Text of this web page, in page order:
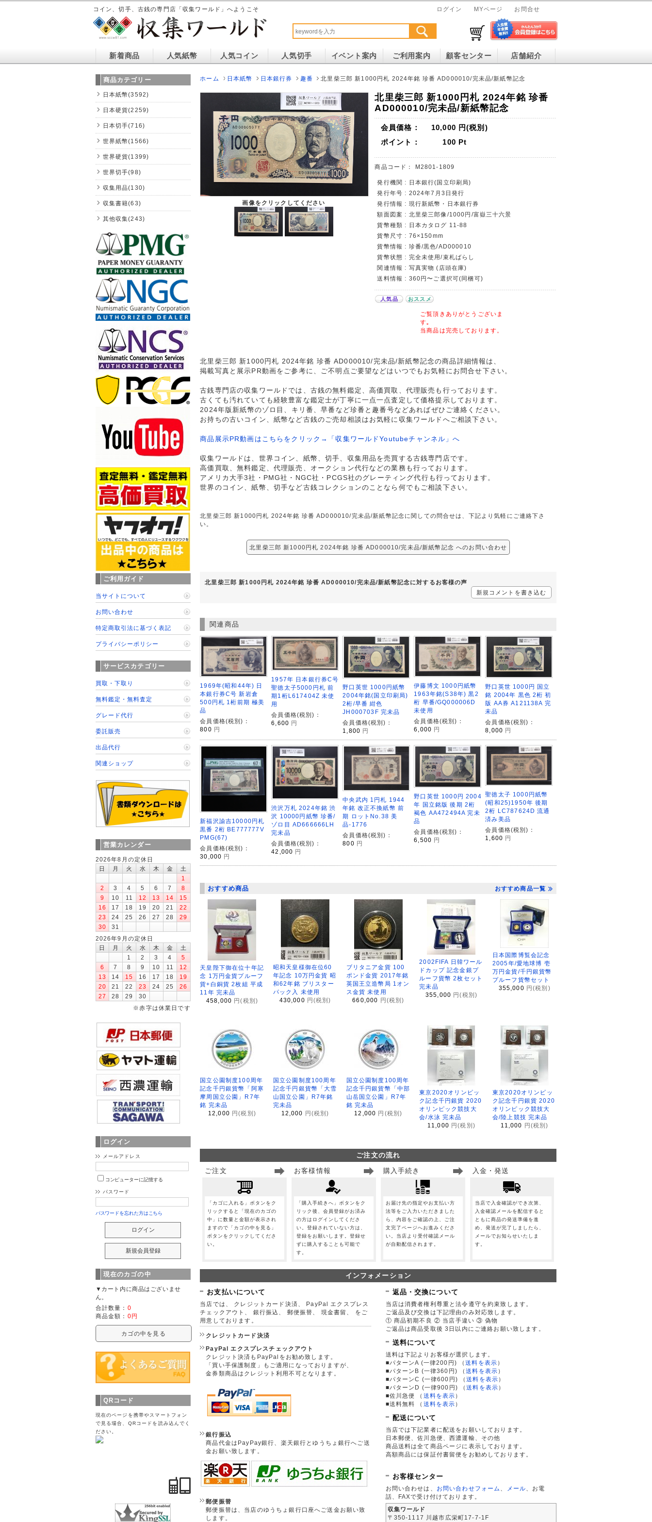
コイン、切手、古銭の専門店「収集ワールド」へようこそ ログイン MYページ お問合せ
新着商品 人気紙幣 人気コイン 人気切手 イベント案内 ご利用案内 顧客センター 店舗紹介
ホーム 日本紙幣 日本銀行券 趣番 北里柴三郎 新1000円札 2024年銘 珍番 AD000010/完未品/新紙幣記念
画像をクリックしてください
北里柴三郎 新1000円札 2024年銘 珍番
AD000010/完未品/新紙幣記念
会員価格： 10,000 円(税別)
ポイント：
100 Pt
商品コード： M2801-1809
発行機関 : 日本銀行(国立印刷局)
発行年号 : 2024年7月3日発行
発行情報 : 現行新紙幣・日本銀行券
額面図案 : 北里柴三郎像/1000円/富嶽三十六景
貨幣種類 : 日本カタログ 11-88
貨幣尺寸 : 76×150mm
貨幣情報 : 珍番/黒色/AD000010
貨幣状態 : 完全未使用/束札ばらし
関連情報 : 写真実物 (店頭在庫)
送料情報 : 360円〜ご選択可(同梱可)
人気品 おススメ
ご覧頂きありがとうございま
す｡
当商品は完売しております。
北里柴三郎 新1000円札 2024年銘 珍番 AD000010/完未品/新紙幣記念の商品詳細情報は、
掲載写真と展示PR動画をご参考に、ご不明点ご要望などはいつでもお気軽にお問合せ下さい。
古銭専門店の収集ワールドでは、古銭の無料鑑定、高価買取、代理販売も行っております。
古くても汚れていても経験豊富な鑑定士が丁寧に一点一点査定して価格提示しております。
2024年版新紙幣のゾロ目、キリ番、早番など珍番と趣番号などあればぜひご連絡ください。
お持ちの古いコイン、紙幣など古銭のご売却相談はお気軽に収集ワールドへご相談下さい。
商品展示PR動画はこちらをクリック→「収集ワールドYoutubeチャンネル」へ
収集ワールドは、世界コイン、紙幣、切手、収集用品を売買する古銭専門店です。
高価買取、無料鑑定、代理販売、オークション代行などの業務も行っております。
アメリカ大手3社・PMG社・NGC社・PCGS社のグレーティング代行も行っております。
世界のコイン、紙幣、切手など古銭コレクションのことなら何でもご相談下さい。
北里柴三郎 新1000円札 2024年銘 珍番 AD000010/完未品/新紙幣記念に関しての問合せは、下記より気軽にご連絡下さ
い。
北里柴三郎 新1000円札 2024年銘 珍番 AD000010/完未品/新紙幣記念 へのお問い合わせ
北里柴三郎 新1000円札 2024年銘 珍番 AD000010/完未品/新紙幣記念に対するお客様の声
新規コメントを書き込む
関連商品
1969年(昭和44年) 日
本銀行券C号 新岩倉
500円札 1桁前期 極美
品
会員価格(税別)：
800 円
1957年 日本銀行券C号
聖徳太子5000円札 前
期1桁L617404Z 未使
用
会員価格(税別)：
6,600 円
野口英世 1000円紙幣
2004年銘(国立印刷局)
2桁/早番 紺色
JH000703F 完未品
会員価格(税別)：
1,800 円
伊藤博文 1000円紙幣
1963年銘(S38年) 黒2
桁 早番/GQ000006D
未使用
会員価格(税別)：
6,000 円
野口英世 1000円 国立
銘 2004年 黒色 2桁 初
版 AA券 A121138A 完
未品
会員価格(税別)：
8,000 円
新福沢諭吉10000円札
黒番 2桁 BE777777V
PMG(67)
会員価格(税別)：
30,000 円
渋沢万札 2024年銘 渋
沢 10000円紙幣 珍番/
ゾロ目 AD666666LH
完未品
会員価格(税別)：
42,000 円
中央武内 1円札 1944
年銘 改正不換紙幣 前
期 ロットNo.38 美
品-1776
会員価格(税別)：
800 円
野口英世 1000円 2004
年 国立銘版 後期 2桁
褐色 AA472494A 完未
品
会員価格(税別)：
6,500 円
聖徳太子 1000円紙幣
(昭和25)1950年 後期
2桁 LC787624D 流通
済み美品
会員価格(税別)：
1,600 円
おすすめ商品 おすすめ商品一覧
天皇陛下御在位十年記
念 1万円金貨プルーフ
貨+白銅貨 2枚組 平成
11年 完未品
458,000 円(税別)
昭和天皇様御在位60
年記念 10万円金貨 昭
和62年銘 ブリスター
パック入 未使用
430,000 円(税別)
ブリタニア金貨 100
ポンド金貨 2017年銘
英国王立造幣局 1オン
ス金貨 未使用
660,000 円(税別)
2002FIFA 日韓ワール
ドカップ 記念金銀プ
ルーフ貨幣 2枚セット
完未品
355,000 円(税別)
日本国際博覧会記念
2005年/愛地球博 壱
万円金貨/千円銀貨幣
プルーフ貨幣セット
355,000 円(税別)
国立公園制度100周年
記念千円銀貨幣「阿寒
摩周国立公園」R7年
銘 完未品
12,000 円(税別)
国立公園制度100周年
記念千円銀貨幣「大雪
山国立公園」R7年銘
完未品
12,000
円(税別)
国立公園制度100周年
記念千円銀貨幣「中部
山岳国立公園」R7年
銘 完未品
12,000 円(税別)
東京2020オリンピッ
ク記念千円銀貨 2020
オリンピック競技大
会/水泳 完未品
11,000 円(税別)
東京2020オリンピッ
ク記念千円銀貨 2020
オリンピック競技大
会/陸上競技 完未品
11,000
円(税別)
ご注文の流れ
ご注文
「カゴに入れる」ボタンをク
リックすると「現在のカゴの
中」に数量と金額が表示され
ますので「カゴの中を見る」
ボタンをクリックしてくださ
い。
お客様情報
「購入手続きへ」ボタンをク
リック後、会員登録がお済み
の方はログインしてくださ
い。登録されていない方は、
登録をお願いします。登録せ
ずに購入することも可能で
す。
購入手続き
お届け先の指定やお支払い方
法等をご入力いただきました
ら、内容をご確認の上、ご注
文完了ページへお進みくださ
い。当店より受付確認メール
が自動配信されます。
入金・発送
当店で入金確認ができ次第、
入金確認メールを配信すると
ともに商品の発送準備を進
め、発送が完了しましたら、
メールでお知らせいたしま
す。
インフォメーション
お支払いについて
当店では、 クレジットカード決済、 PayPal エクスプレス
チェックアウト、 銀行振込、 郵便振替、 現金書留、 をご
用意しております。
クレジットカード決済
PayPal エクスプレスチェックアウト
クレジット決済もPayPalをお勧め致します。
「買い手保護制度」もご適用になっておりますが、
金券類商品はクレジット利用不可となります。
銀行振込
商品代金はPayPay銀行、楽天銀行とゆうちょ銀行へご送
金お願い致します。
郵便振替
郵便振替は、当店のゆうちょ銀行口座へご送金お願い致
します。
返品・交換について
当店は消費者権利尊重と法令遵守を約束致します。
ご返品及び交換は下記理由のみ対応致します。
① 商品初期不良 ② 当店手違い ③ 偽物
ご返品は商品受取後 3日以内にご連絡お願い致します。
送料について
送料は下記よりお客様が選択します。
■パターンA (一律200円)
（送料を表示 ）
■パターンB (一律360円)
（送料を表示 ）
■パターンC (一律600円)
（送料を表示 ）
■パターンD (一律900円)
（送料を表示 ）
■佐川急便
（ 送料を表示 ）
■送料無料
（ 送料を表示 ）
配送について
当店では下記業者に配送をお願いしております。
日本郵便、佐川急便、西濃運輸、その他
商品送料は全て商品ページに表示しております。
高額商品には保証付書留便をお勧めしております。
お客様センター
お問い合わせは、 お問い合わせフォーム メール 、お電
話、FAXで受け付けております。
収集ワールド
〒350-1117 川越市広栄町17-7-1F
商品カテゴリー
日本紙幣(3592)
日本硬貨(2259)
日本切手(716)
世界紙幣(1566)
世界硬貨(1399)
世界切手(98)
収集用品(130)
収集書籍(63)
其他収集(243)
ご利用ガイド
当サイトについて
お問い合わせ
特定商取引法に基づく表記
プライバシーポリシー
サービスカテゴリー
買取・下取り
無料鑑定・無料査定
グレード代行
委託販売
出品代行
関連ショップ
営業カレンダー
2026年8月の定休日
日
月 火 水 木 金
土
1
2
3 4 5 6 7
8
9
10 11 12 13 14
15
16
17 18 19 20 21
22
23
24 25 26 27 28
29
30
31
2026年9月の定休日
日
月 火 水 木 金
土
1
2 3 4
5
6
7 8 9 10 11
12
13
14 15 16 17 18
19
20
21 22 23 24 25
26
27
28 29
30
※赤字は休業日です
ログイン
メールアドレス
コンピューターに記憶する
パスワード
パスワードを忘れた方はこちら
現在のカゴの中
▼カート内に商品はございませ
ん。
合計数量： 0
商品金額： 0円
カゴの中を見る
QRコード
現在のページを携帯やスマートフォン
で見る場合、QRコードを読み込んでく
ださい。